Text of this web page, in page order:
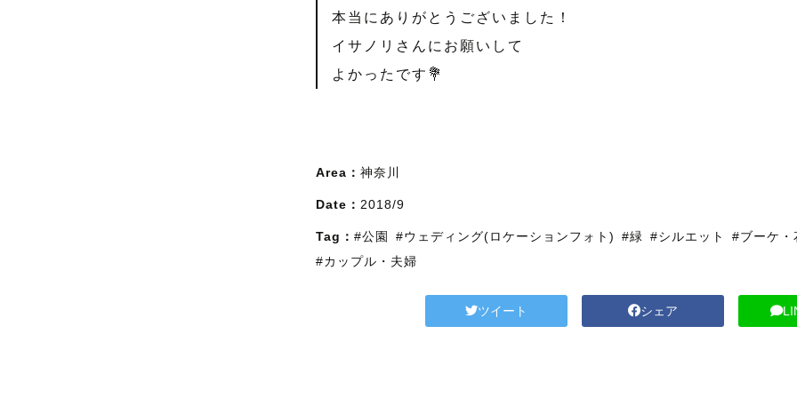
本当にありがとうございました！
イサノリさんにお願いして
よかったです💐
Area： 神奈川
Date： 2018/9
Tag： #公園 #ウェディング(ロケーションフォト) #緑 #シルエット
#ブーケ・
#カップル・夫婦
ツイート シェア